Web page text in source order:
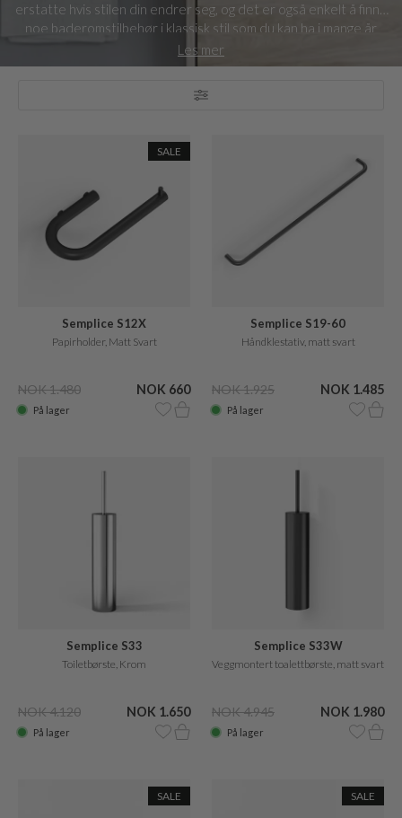
erstatte hvis stilen din endrer seg, og det er også enkelt å finne
noe baderomstilbehør i klassisk stil som du kan ha i mange år
fremover. Vi har samlet alt relatert til baderomstilbehør – først
og fremst i krom, børstet stål og aluminium, som har et utseende
Les mer
SALE
Semplice S12X
Papirholder, Matt Svart
NOK 1.480 NOK 660
På lager
Semplice S19-60
Håndklestativ, matt svart
NOK 1.925 NOK 1.485
På lager
Semplice S33
Toiletbørste, Krom
NOK 4.120 NOK 1.650
På lager
Semplice S33W
Veggmontert toalettbørste, matt svart
NOK 4.945 NOK 1.980
På lager
SALE SALE